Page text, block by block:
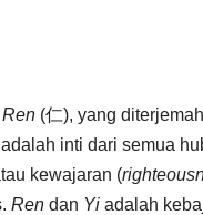
Ren (仁), yang
adalah inti dari semua
kewajaran (
Ren dan Yi adalah